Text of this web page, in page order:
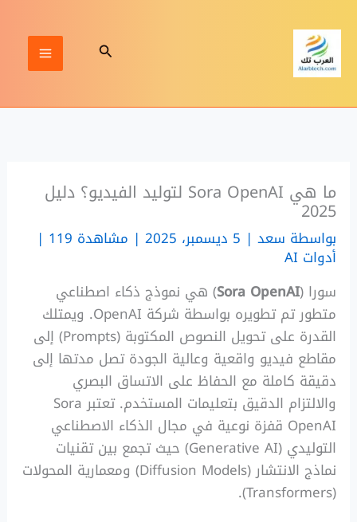
إلى
المحتوى
البحث
ما هي Sora OpenAI لتوليد الفيديو؟ دليل
2025
بواسطة سعد | 5 ديسمبر، 2025 | مشاهدة 119 |
أدوات AI
سورا (Sora OpenAI) هي نموذج ذكاء اصطناعي
متطور تم تطويره بواسطة شركة OpenAI. ويمتلك
القدرة على تحويل النصوص المكتوبة (Prompts) إلى
مقاطع فيديو واقعية وعالية الجودة تصل مدتها إلى
دقيقة كاملة مع الحفاظ على الاتساق البصري
والالتزام الدقيق بتعليمات المستخدم. تعتبر Sora
OpenAI قفزة نوعية في مجال الذكاء الاصطناعي
التوليدي (Generative AI) حيث تجمع بين تقنيات
نماذج الانتشار (Diffusion Models) ومعمارية المحولات
(Transformers).